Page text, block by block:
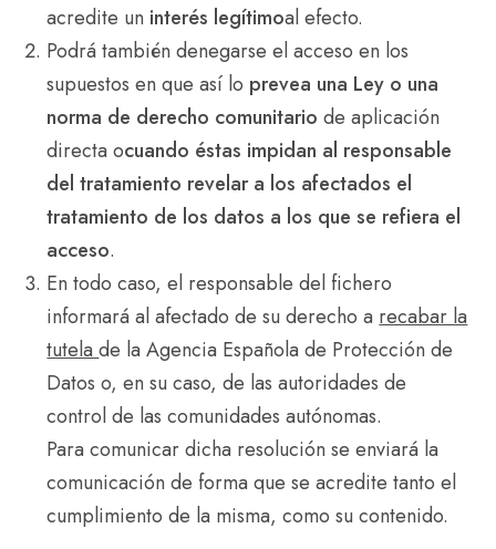
acredite un interés legítimoal efecto.
Podrá también denegarse el acceso en los
supuestos en que así lo prevea una Ley o una
norma de derecho comunitariode aplicación
directa ocuando éstas impidan al responsable
del tratamiento revelar a los afectados el
tratamiento de los datos a los que se refiera el
acceso.
En todo caso, el responsable del fichero
informará al afectado de su derecho a recabar la
tutelade la Agencia Española de Protección de
Datos o, en su caso, de las autoridades de
control de las comunidades autónomas.
Para comunicar dicha resolución se enviará la
comunicación de forma que se acredite tanto el
cumplimiento de la misma, como su contenido.